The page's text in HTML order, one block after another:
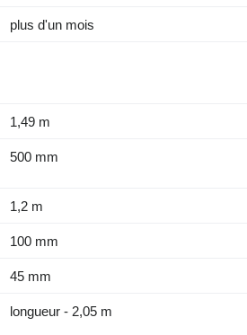
plus d'un mois
1,49 m
500 mm
1,2 m
100 mm
45 mm
longueur - 2,05 m